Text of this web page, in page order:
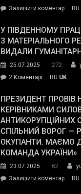
Залишити коментарon
The
Street
RU
У ПІВДЕННОМУ
З МАТЕРІАЛЬНОГО
ВИДАЛИ
25.07.2025 272
2 Коментарі
Південному
працівникам
ОПЗ
з
резерву
гуманітарну
допомогу
RU UK
ПРЕЗИДЕНТ ПРОВІВ
КЕРІВНИКАМИ
АНТИКОРУПЦІЙНИХ
СПІЛЬНИЙ ВОРОГ —
ОКУПАНТИ. МАЄМО
КОМАНДА УКРАЇНИ»
23.07.2025 62
Залишити коментарon
RU